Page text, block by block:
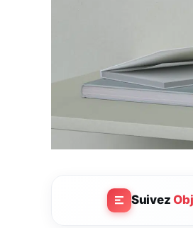
Suivez